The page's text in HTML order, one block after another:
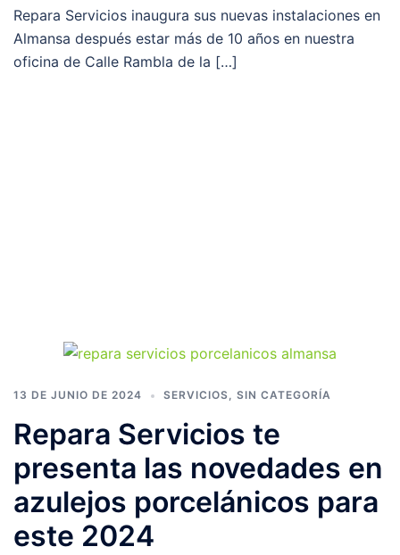
Repara Servicios inaugura sus nuevas instalaciones en
Almansa después estar más de 10 años en nuestra
oficina de Calle Rambla de la […]
13 DE JUNIO DE 2024 SERVICIOS, SIN CATEGORÍA
Repara Servicios te
presenta las novedades en
azulejos porcelánicos para
este 2024